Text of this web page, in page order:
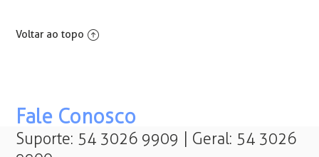
2023 (2ª atualização)
Voltar ao topo
Fale Conosco
Suporte: 54 3026 9909 | Geral: 54 3026